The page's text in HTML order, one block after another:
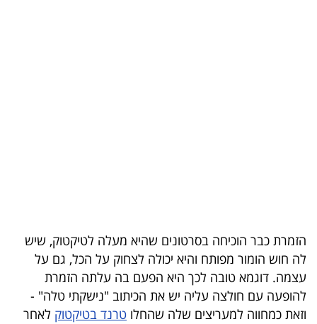
פודקאסט
40
UNDER
הזמרת כבר הוכיחה בסרטונים שהיא מעלה לטיקטוק, שיש
לה חוש הומור מפותח והיא יכולה לצחוק על הכל, גם על
עצמה. דוגמא טובה לכך היא הפעם בה עלתה הזמרת
להופעה עם חולצה עליה יש את הכיתוב "נישקתי טלה" -
וזאת כמחווה למעריצים שלה שהחלו טרנד בטיקטוק לאחר